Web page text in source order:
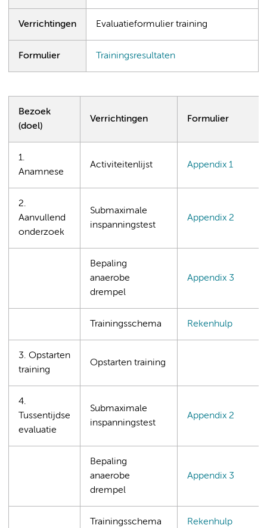
Verrichtingen Evaluatieformulier training
Formulier Trainingsresultaten
Bezoek
(doel)
Verrichtingen Formulier
1.
Anamnese
Activiteitenlijst Appendix 1
2.
Aanvullend
onderzoek
Submaximale
inspanningstest
Appendix 2
Bepaling
anaerobe
drempel
Appendix 3
Trainingsschema Rekenhulp
3. Opstarten
training
Opstarten training
4.
Tussentijdse
evaluatie
Submaximale
inspanningstest
Appendix 2
Bepaling
anaerobe
drempel
Appendix 3
Trainingsschema Rekenhulp